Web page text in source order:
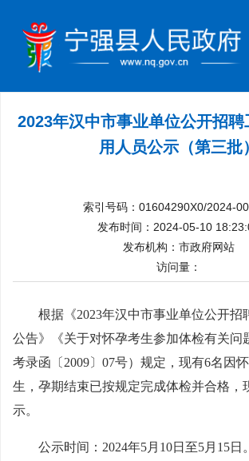
2023年汉中市事业单位公开招
用人员公示（第三批）
索引号码：01604290X0/2024-
发布时间：2024-05-10
发布机构：市政府网站
访问量：
根据《2023年汉中市事业单位公开招
公告》《关于对怀孕考生参加体检有关问
考录函〔2009〕07号）规定，现有6名因
生，孕期结束已按规定完成体检并合格，
示。
公示时间：2024年5月10日至5月15